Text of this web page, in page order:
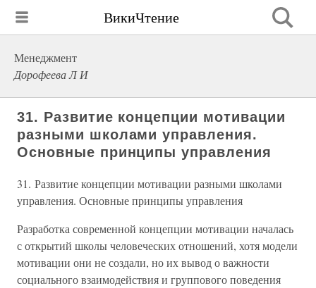
ВикиЧтение
Менеджмент
Дорофеева Л И
31. Развитие концепции мотивации
разными школами управления.
Основные принципы управления
31. Развитие концепции мотивации разными школами
управления. Основные принципы управления
Разработка современной концепции мотивации началась
с открытий школы человеческих отношений, хотя модели
мотивации они не создали, но их вывод о важности
социального взаимодействия и группового поведения